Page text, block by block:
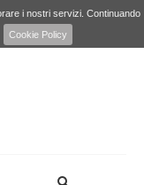
i nostri servizi. Continuando
Cookie Policy